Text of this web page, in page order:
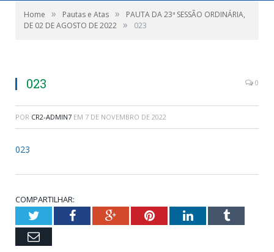
Home » Pautas e Atas »
PAUTA DA 23ª SESSÃO ORDINÁRIA,
DE 02 DE AGOSTO DE 2022 » 023
023 0
POR CR2-ADMIN7 EM 7 DE NOVEMBRO DE 2022
023
COMPARTILHAR:
TwitterFacebookGoogle+PinterestLinkedInTumblr
Email